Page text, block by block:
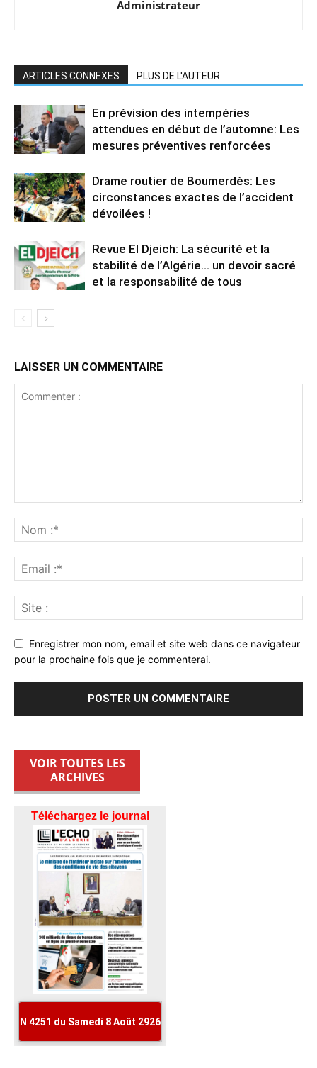
Administrateur
ARTICLES CONNEXES PLUS DE L'AUTEUR
En prévision des intempéries
attendues en début de l’automne: Les
mesures préventives renforcées
Drame routier de Boumerdès: Les
circonstances exactes de l’accident
dévoilées !
Revue El Djeich: La sécurité et la
stabilité de l’Algérie… un devoir sacré
et la responsabilité de tous
LAISSER UN COMMENTAIRE
Enregistrer mon nom, email et site web dans ce navigateur
pour la prochaine fois que je commenterai.
VOIR TOUTES LES
ARCHIVES